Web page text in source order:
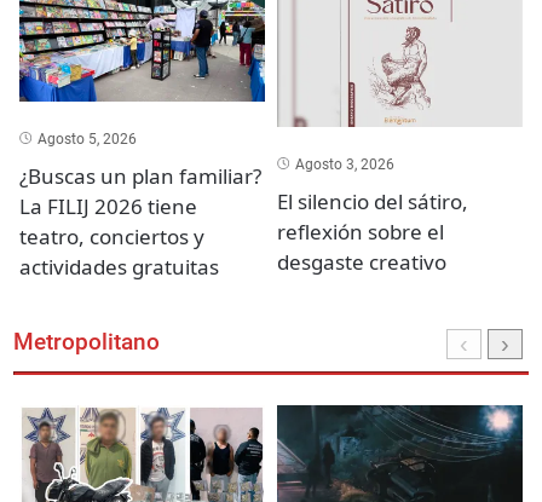
Agosto 5, 2026
¿Buscas un plan familiar?
La FILIJ 2026 tiene
teatro, conciertos y
actividades gratuitas
Agosto 3, 2026
El silencio del sátiro,
reflexión sobre el
desgaste creativo
Metropolitano ‹ ›